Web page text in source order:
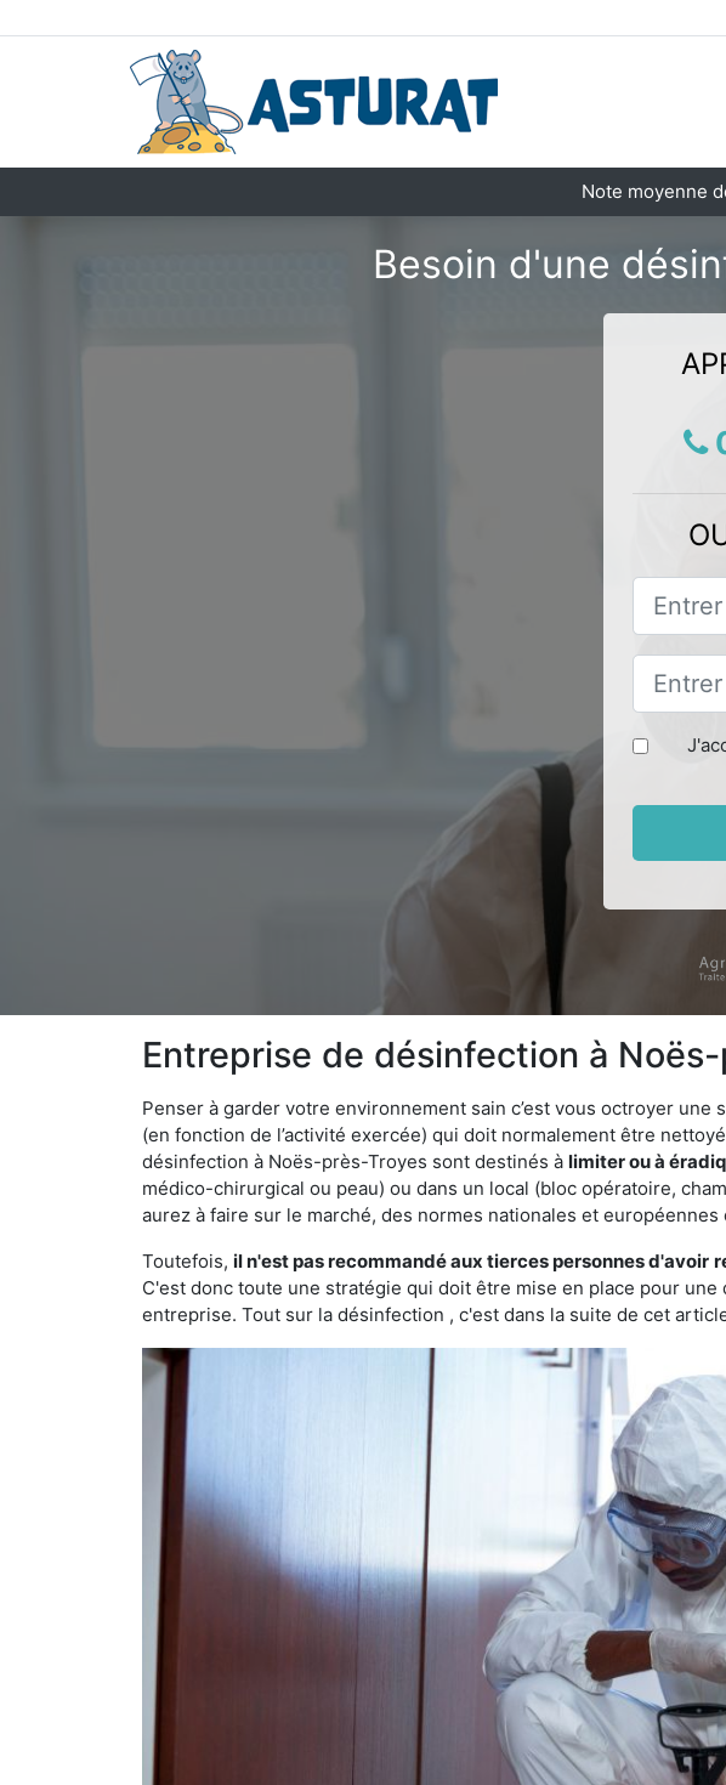
Note moyenne
Besoin d'une
Entreprise de désinfection à
Penser à garder votre environnement sain c’est vous octroyer
(en fonction de l’activité exercée) qui doit normalement être
désinfection à Noës-près-Troyes sont destinés à limiter ou à
médico-chirurgical ou peau) ou dans un local (bloc opératoire,
aurez à faire sur le marché, des normes nationales et
Toutefois, il n'est pas recommandé aux tierces personnes d'avoir
C'est donc toute une stratégie qui doit être mise en place pour
entreprise. Tout sur la désinfection , c'est dans la suite de cet